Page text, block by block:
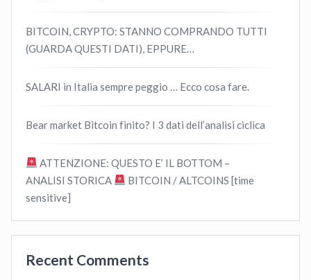
BITCOIN, CRYPTO: STANNO COMPRANDO TUTTI
(GUARDA QUESTI DATI), EPPURE…
SALARI in Italia sempre peggio … Ecco cosa fare.
Bear market Bitcoin finito? I 3 dati dell’analisi ciclica
ATTENZIONE: QUESTO E’ IL BOTTOM –
ANALISI STORICA
BITCOIN / ALTCOINS [time
sensitive]
Recent Comments